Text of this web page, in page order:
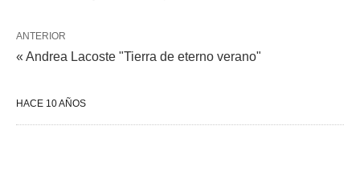
ANTERIOR
« Andrea Lacoste "Tierra de eterno verano"
HACE 10 AÑOS